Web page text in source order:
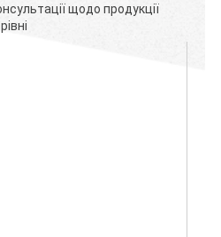
щодо продукції